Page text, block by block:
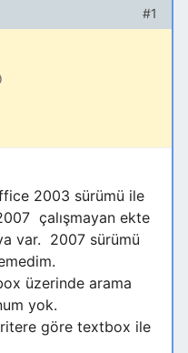
#1
2003 sürümü ile
çalışmayan ekte
var. 2007 sürümü
üzerinde arama
yok.
göre textbox ile